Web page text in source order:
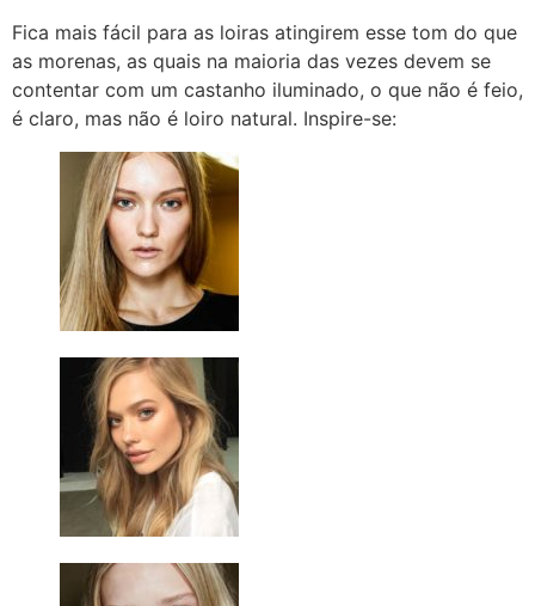
Fica mais fácil para as loiras atingirem esse tom do que
as morenas, as quais na maioria das vezes devem se
contentar com um castanho iluminado, o que não é feio,
é claro, mas não é loiro natural. Inspire-se: